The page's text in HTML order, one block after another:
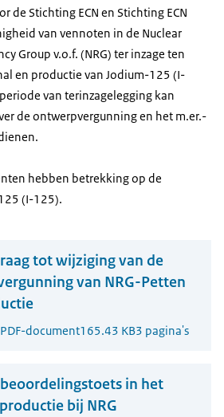
de Stichting ECN en Stichting ECN
van vennoten in de Nuclear
Group v.o.f. (NRG) ter inzage ten
en productie van Jodium-125 (I-
van terinzagelegging kan
de ontwerpvergunning en het m.er.-
hebben betrekking op de
(I-125).
tot wijziging van de
van NRG-Petten
PDF-document165.43 KB3 pagina's
in het
bij NRG